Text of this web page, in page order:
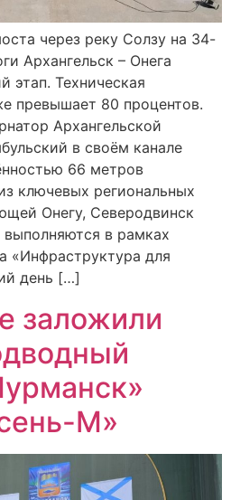
через реку Солзу на 34-
Архангельск – Онега
Техническая
превышает 80 процентов.
Архангельской
в своём канале
66 метров
ключевых региональных
Онегу, Северодвинск
выполняются в рамках
«Инфраструктура для
день […]
заложили
М»